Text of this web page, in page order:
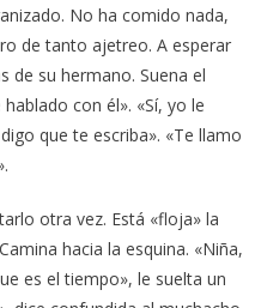
No ha comido nada,
de tanto ajetreo. A esperar
de su hermano. Suena el
con él». «Sí, yo le
que te escriba». «Te llamo
otra vez. Está «floja» la
hacia la esquina. «Niña,
es el tiempo», le suelta un